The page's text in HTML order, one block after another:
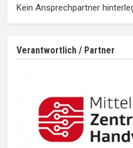
Kein Ansprechpartner
Verantwortlich / Partner